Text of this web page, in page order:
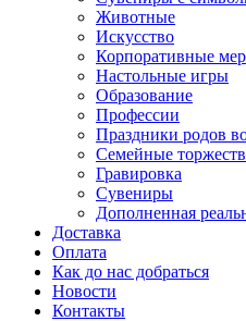
Животные
Искусство
Корпоративные
Настольные игры
Образование
Профессии
Праздники родов
Семейные
Гравировка
Сувениры
Дополненная
Доставка
Оплата
Как до нас добраться
Новости
Контакты